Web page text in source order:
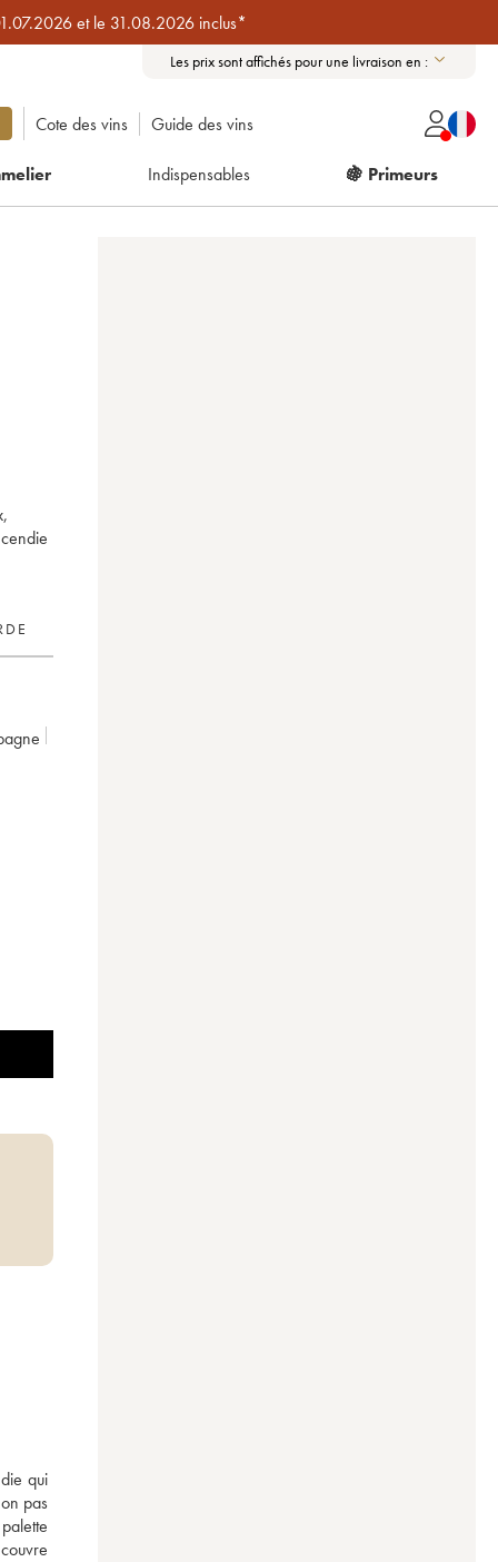
et le 31.08.2026 inclus*
Les prix sont affichés pour une livraison en :
Cote des vins Guide des vins
Indispensables 🍇 Primeurs
qui
pas